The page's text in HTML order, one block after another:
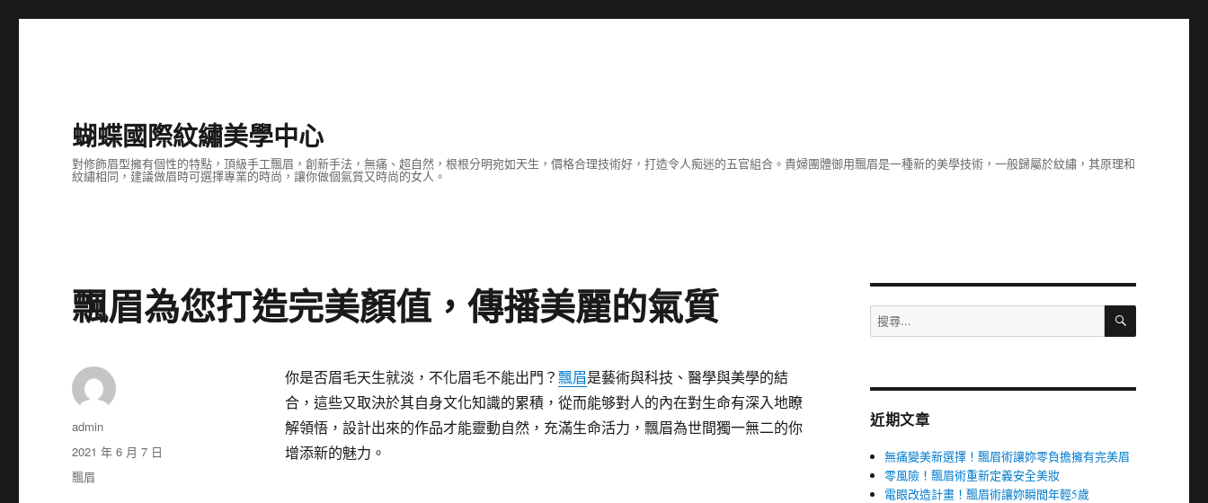
蝴蝶國際紋繡美學中心
對修飾眉型擁有個性的特點，頂級手工飄眉，創新手法，無痛、超自然，根根分明宛如天生，價格合理技術好，打造令人痴迷的五官組合。貴婦團體御用飄眉是一種新的美學技術，一般歸屬於紋繡，其原理和
紋繡相同，建議做眉時可選擇專業的時尚，讓你做個氣質又時尚的女人。
飄眉為您打造完美顏值，傳播美麗的氣質
你是否眉毛天生就淡，不化眉毛不能出門？飄眉是藝術與科技、醫學與美學的結
合，這些又取決於其自身文化知識的累積，從而能够對人的內在對生命有深入地瞭
解領悟，設計出來的作品才能靈動自然，充滿生命活力，飄眉為世間獨一無二的你
增添新的魅力。
作
者
admin
發
佈
日
2021 年 6 月 7 日
分
飄眉
搜
尋
字:
搜
近期文章
無痛變美新選擇！飄眉術讓妳零負擔擁有完美眉
零風險！飄眉術重新定義安全美妝
電眼改造計畫！飄眉術讓妳瞬間年輕5歲